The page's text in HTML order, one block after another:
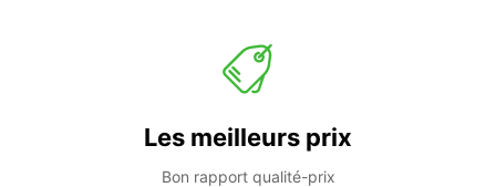
Les meilleurs prix
Bon rapport qualité-prix